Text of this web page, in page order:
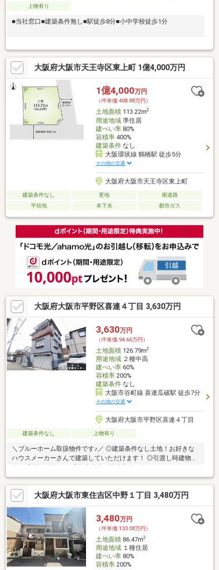
上物有り
■当社窓口■建築条件無し■駅徒歩8分■小中学校徒歩1分
大阪府大阪市天王寺区東上町 1億4,000万円
1億4,000万円
（坪単価:408.88万円）
土地面積113.22m2
用途地域準住居
建ぺい率80%
容積率400%
建築条件なし
大阪環状線 鶴橋駅 徒歩5分
その他の交通
大阪府大阪市天王寺区東上町
建築条件なし 更地
南道路
平坦地
本下水 都市ガス
大阪府大阪市平野区喜連４丁目 3,630万円
3,630万円
（坪単価:94.66万円）
土地面積126.79m2
用途地域２種中高
建ぺい率60%
容積率200%
建築条件なし
大阪市谷町線 喜連瓜破駅 徒歩7分
その他の交通
大阪府大阪市平野区喜連４丁目
建築条件なし 上物有り
＼ブルーホーム取扱物件です♪／ ◎建築条件なし土地！お好きな
ハウスメーカーさんで建築していただけます！ ◎引渡し時建物解
大阪府大阪市東住吉区中野１丁目 3,480万円
3,480万円
（坪単価:133.08万円）
土地面積86.47m2
用途地域１種住居
建ぺい率80%
容積率200%